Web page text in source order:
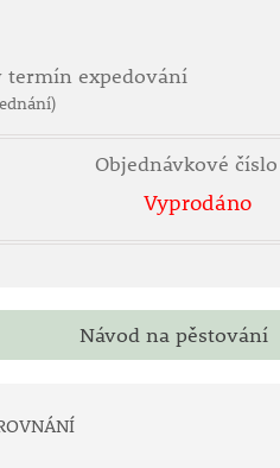
termín expedování
Objednávkové číslo
Vyprodáno
Návod na pěstování